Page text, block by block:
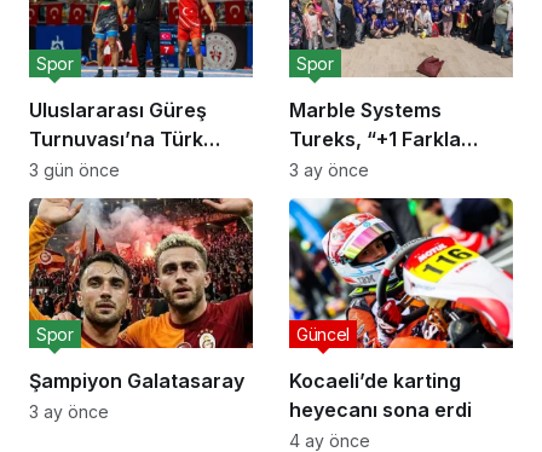
Uluslararası Güreş
Turnuvası’na Türk
sporcular damga vurdu
Spor
3 gün önce
Marble Systems
Tureks, “+1 Farkla
Koşuyoruz”
Spor
3 ay önce
Şampiyon Galatasaray
Spor
3 ay önce
Kocaeli’de karting
heyecanı sona erdi
Güncel
4 ay önce